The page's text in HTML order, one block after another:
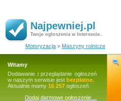
Najpewniej.pl
Twoje ogłoszenia w Internecie..
Motoryzacja » Maszyny rolnicze
Witamy
Dodawanie i przeglądanie ogłoszeń
w naszym serwisie jest bezpłatne.
Aktualnie mamy 16 257 ogłoszeń.
Dodaj darmowe ogłoszenie…